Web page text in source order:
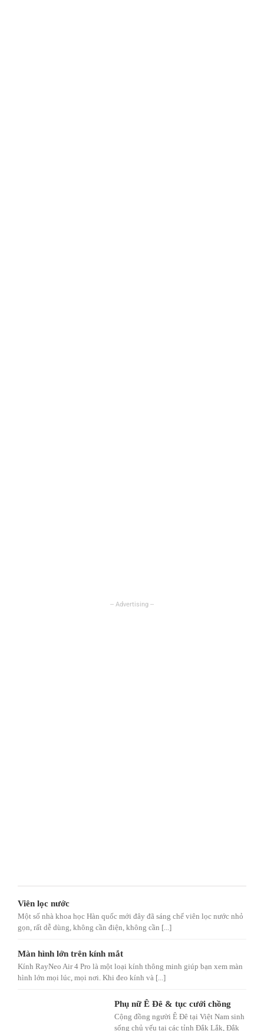
Viên lọc nước
Một số nhà khoa học Hàn quốc mới đây đã sáng chế viên lọc nước nhỏ
gọn, rất dễ dùng, không cần điện, không cần [...]
Màn hình lớn trên kính mắt
Kính RayNeo Air 4 Pro là một loại kính thông minh giúp bạn xem màn
hình lớn mọi lúc, mọi nơi. Khi đeo kính và [...]
Phụ nữ Ê Đê & tục cưới chồng
Cộng đồng người Ê Đê tại Việt Nam sinh
sống chủ yếu tại các tỉnh Đắk Lắk, Đắk